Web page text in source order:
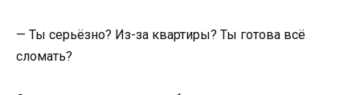
— Ты серьёзно? Из-за квартиры? Ты готова всё
сломать?